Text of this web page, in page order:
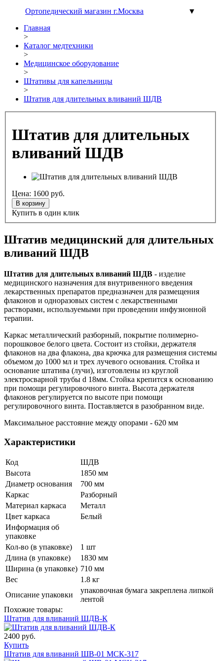
Ортопедический магазин г.Москва
▼
Главная
>
Каталог медтехники
>
Медицинское оборудование
>
Штативы для капельницы
>
Штатив для длительных вливаний ШДВ
Штатив для длительных
вливаний ШДВ
Цена: 1600 руб.
В корзину
Купить в один клик
Штатив медицинский для длительных
вливаний ШДВ
Штатив для длительных вливаний ШДВ - изделие
медицинского назначения для внутривенного введения
лекарственных препаратов предназначен для размещения
флаконов и одноразовых систем с лекарственными
растворами, используемыми при проведении инфузионной
терапии.
Каркас металлический разборный, покрытие полимерно-
порошковое белого цвета. Состоит из стойки, держателя
флаконов на два флакона, два крючка для размещения системы
объемом до 1000 мл и трех лучевого основания. Стойка и
основание штатива (лучи), изготовлены из круглой
электросварной трубы d 18мм. Стойка крепится к основанию
при помощи регулировочного винта. Высота держателя
флаконов регулируется по высоте при помощи
регулировочного винта. Поставляется в разобранном виде.
Максимальное расстояние между опорами - 620 мм
Характеристики
Код
ШДВ
Высота
1850 мм
Диаметр основания
700 мм
Каркас
Разборный
Материал каркаса
Металл
Цвет каркаса
Белый
Информация об
упаковке
Кол-во (в упаковке)
1 шт
Длина (в упаковке)
1830 мм
Ширина (в упаковке) 710 мм
Вес
1.8 кг
Описание упаковки
упаковочная бумага закреплена липкой
лентой
Похожие товары:
Штатив для вливаний ШДВ-К
2400 руб.
Купить
Штатив для вливаний ШВ-01 МСК-317